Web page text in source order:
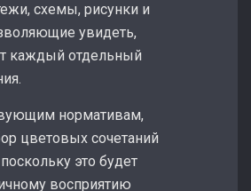
схемы, рисунки и
увидеть,
каждый отдельный
нормативам,
цветовых сочетаний
это будет
восприятию